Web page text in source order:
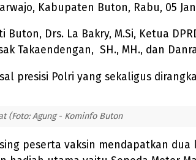
Kabupaten Buton, Rabu, 05
Drs. La Bakry, M.Si, Ketua
Takaendengan, SH., MH., dan
presisi Polri yang sekaligus
(Foto: Agung - Kominfo Buton
peserta vaksin mendapatkan